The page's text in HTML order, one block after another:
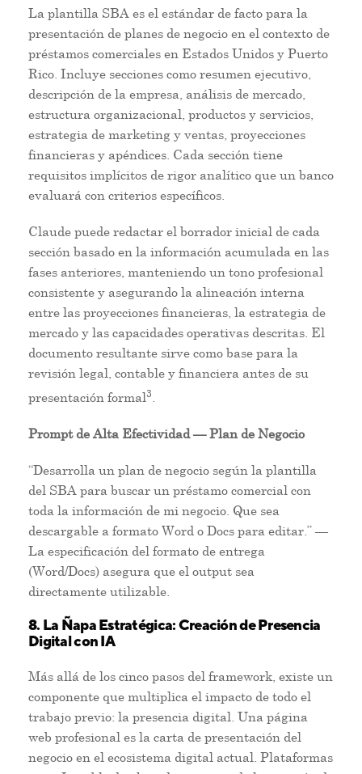
La plantilla SBA es el estándar de facto para la
presentación de planes de negocio en el contexto de
préstamos comerciales en Estados Unidos y Puerto
Rico. Incluye secciones como resumen ejecutivo,
descripción de la empresa, análisis de mercado,
estructura organizacional, productos y servicios,
estrategia de marketing y ventas, proyecciones
financieras y apéndices. Cada sección tiene
requisitos implícitos de rigor analítico que un banco
evaluará con criterios específicos.
Claude puede redactar el borrador inicial de cada
sección basado en la información acumulada en las
fases anteriores, manteniendo un tono profesional
consistente y asegurando la alineación interna
entre las proyecciones financieras, la estrategia de
mercado y las capacidades operativas descritas. El
documento resultante sirve como base para la
revisión legal, contable y financiera antes de su
presentación formal3
Prompt de Alta Efectividad — Plan de Negocio
“Desarrolla un plan de negocio según la plantilla
del SBA para buscar un préstamo comercial con
toda la información de mi negocio. Que sea
descargable a formato Word o Docs para editar.” —
La especificación del formato de entrega
(Word/Docs) asegura que el output sea
directamente utilizable.
8. La Ñapa Estratégica: Creación de Presencia
Digital con IA
Más allá de los cinco pasos del framework, existe un
componente que multiplica el impacto de todo el
trabajo previo: la presencia digital. Una página
web profesional es la carta de presentación del
negocio en el ecosistema digital actual. Plataformas